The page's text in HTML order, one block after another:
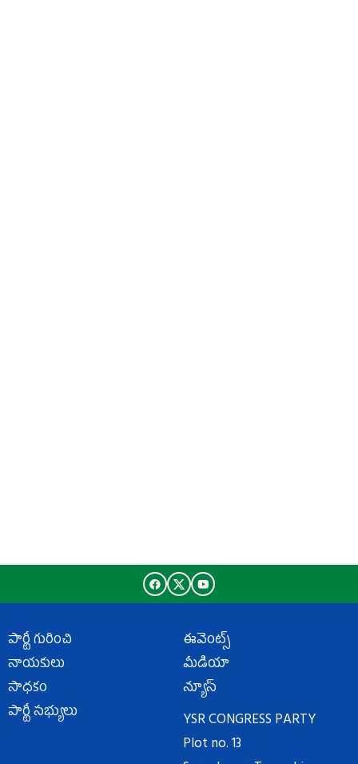
పార్టీ గురించి
నాయకులు
సాధకం
పార్టీ సభ్యులు
ఈవెంట్స్
మీడియా
న్యూస్
YSR CONGRESS PARTY
Plot no. 13